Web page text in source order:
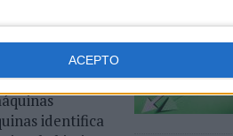
ACEPTO
identifica